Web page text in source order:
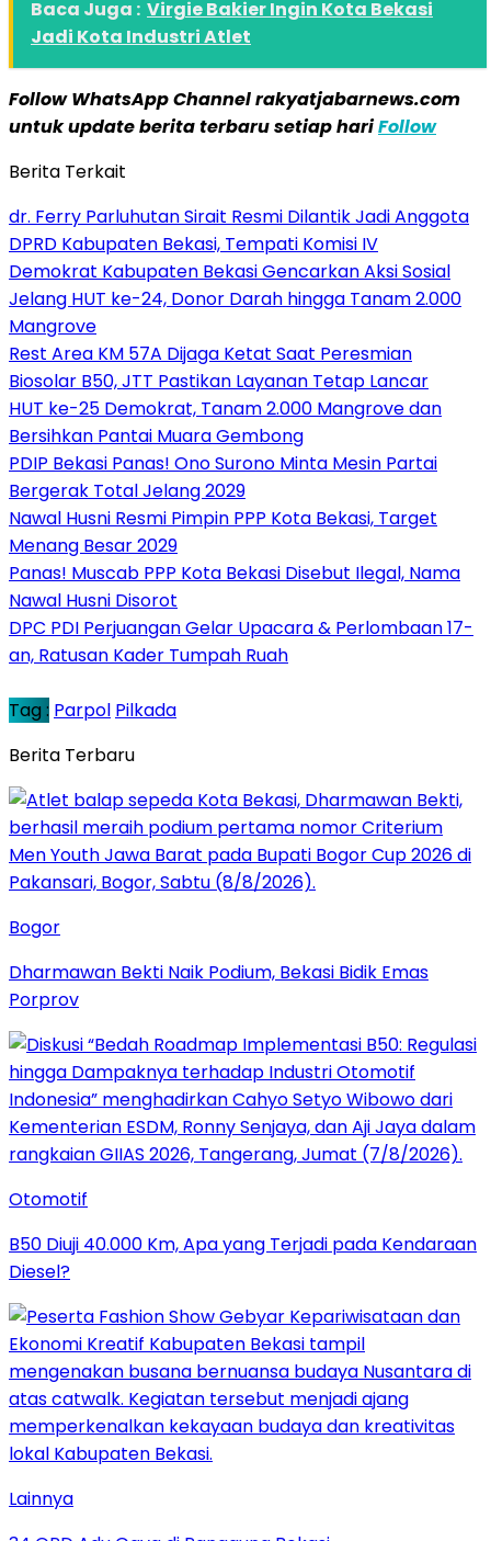
Baca Juga : Virgie Bakier Ingin Kota Bekasi
Jadi Kota Industri Atlet
Follow WhatsApp Channel rakyatjabarnews.com
untuk update berita terbaru setiap hariFollow
Berita Terkait
dr. Ferry Parluhutan Sirait Resmi Dilantik Jadi Anggota
DPRD Kabupaten Bekasi, Tempati Komisi IV
Demokrat Kabupaten Bekasi Gencarkan Aksi Sosial
Jelang HUT ke-24, Donor Darah hingga Tanam 2.000
Mangrove
Rest Area KM 57A Dijaga Ketat Saat Peresmian
Biosolar B50, JTT Pastikan Layanan Tetap Lancar
HUT ke-25 Demokrat, Tanam 2.000 Mangrove dan
Bersihkan Pantai Muara Gembong
PDIP Bekasi Panas! Ono Surono Minta Mesin Partai
Bergerak Total Jelang 2029
Nawal Husni Resmi Pimpin PPP Kota Bekasi, Target
Menang Besar 2029
Panas! Muscab PPP Kota Bekasi Disebut Ilegal, Nama
Nawal Husni Disorot
DPC PDI Perjuangan Gelar Upacara & Perlombaan 17-
an, Ratusan Kader Tumpah Ruah
Tag : Parpol Pilkada
Berita Terbaru
Bogor
Dharmawan Bekti Naik Podium, Bekasi Bidik Emas
Porprov
Otomotif
B50 Diuji 40.000 Km, Apa yang Terjadi pada Kendaraan
Diesel?
Lainnya